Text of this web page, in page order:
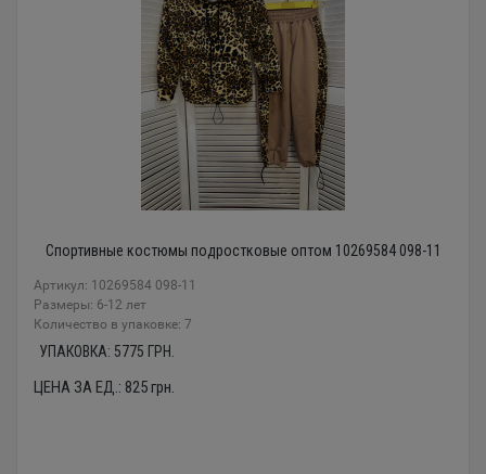
Спортивные костюмы подростковые оптом 10269584 098-11
Артикул: 10269584 098-11
Размеры: 6-12 лет
Количество в упаковке: 7
УПАКОВКА: 5775 ГРН.
ЦЕНА ЗА ЕД.: 825грн.